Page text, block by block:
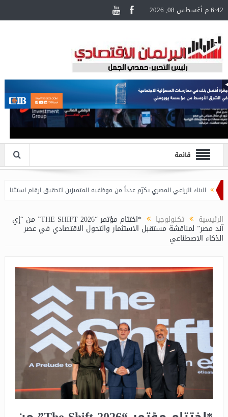
6:42 م أغسطس 08, 2026
قائمة
الزراعي المصري يكرّم عدداً من موظفيه المتميزين لتحقيق ارقام استثنائية في القروض
الرئيسية تكنولوجيا *اختتام مؤتمر “THE SHIFT 2026” من “إي
آند مصر” لمناقشة مستقبل الاستثمار والتحول الاقتصادي في عصر
الذكاء الاصطناعي